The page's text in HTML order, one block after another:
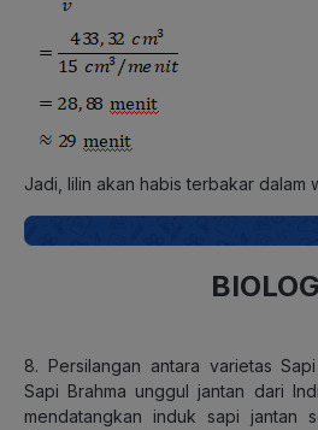
Jadi, lilin akan habis terbakar dalam
8. Persilangan antara varietas
Sapi Brahma unggul jantan dari
mendatangkan induk sapi jantan